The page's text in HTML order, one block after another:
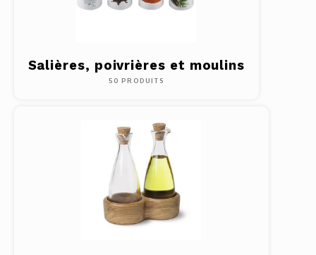
Salières, poivrières et moulins
50 PRODUITS